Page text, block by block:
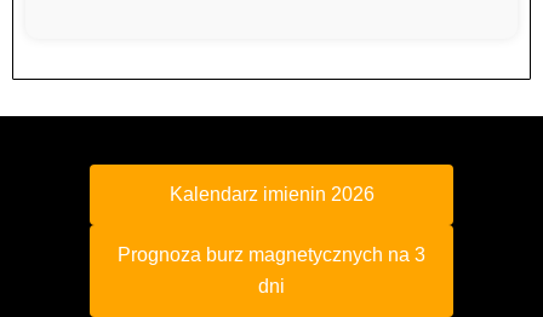
Kalendarz imienin 2026
Prognoza burz magnetycznych na 3
dni